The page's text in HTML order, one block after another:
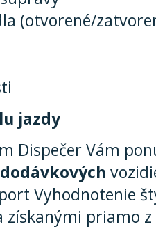
(otvorené/
jazdy
Dispečer Vám
dodávkových
Vyhodnotenie
priamo